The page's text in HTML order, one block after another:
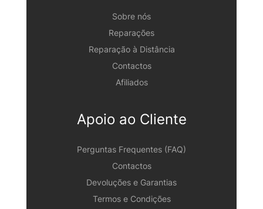
Sobre nós
Reparações
Reparação à Distância
Contactos
Afiliados
Apoio ao Cliente
Perguntas Frequentes (FAQ)
Contactos
Devoluções e Garantias
Termos e Condições